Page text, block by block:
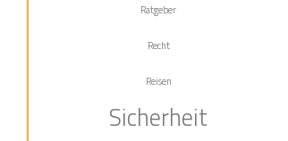
Ratgeber
Recht
Reisen
Sicherheit